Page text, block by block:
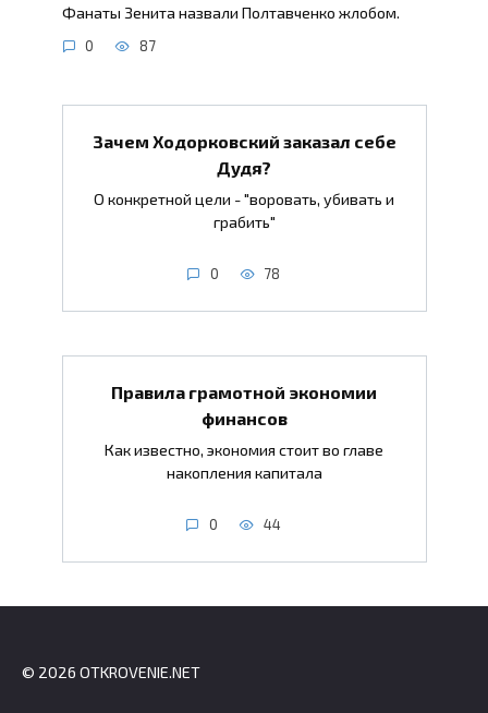
Фанаты Зенита назвали Полтавченко жлобом.
0 87
Зачем Ходорковский заказал себе
Дудя?
О конкретной цели - "воровать, убивать и
грабить"
0 78
Правила грамотной экономии
финансов
Как известно, экономия стоит во главе
накопления капитала
0 44
© 2026 OTKROVENIE.NET